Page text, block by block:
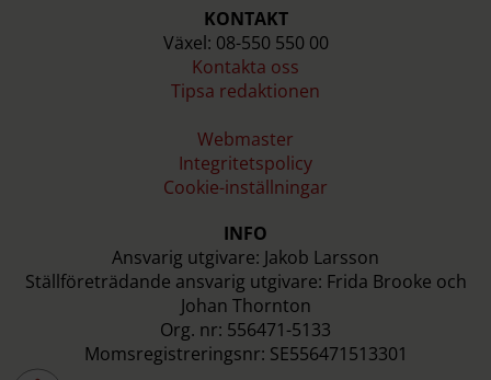
KONTAKT
Växel: 08-550 550 00
Kontakta oss
Tipsa redaktionen
Webmaster
Integritetspolicy
Cookie-inställningar
INFO
Ansvarig utgivare: Jakob Larsson
Ställföreträdande ansvarig utgivare: Frida Brooke och
Johan Thornton
Org. nr: 556471-5133
Momsregistreringsnr: SE556471513301